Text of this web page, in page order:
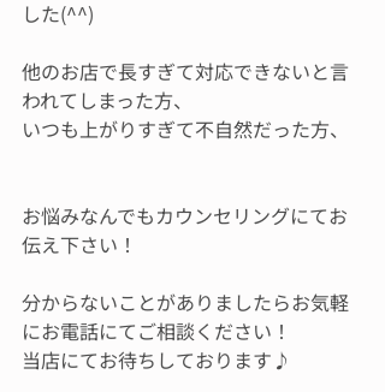
した(^^)
他のお店で長すぎて対応できないと言
われてしまった方、
いつも上がりすぎて不自然だった方、
お悩みなんでもカウンセリングにてお
伝え下さい！
分からないことがありましたらお気軽
にお電話にてご相談ください！
当店にてお待ちしております♪